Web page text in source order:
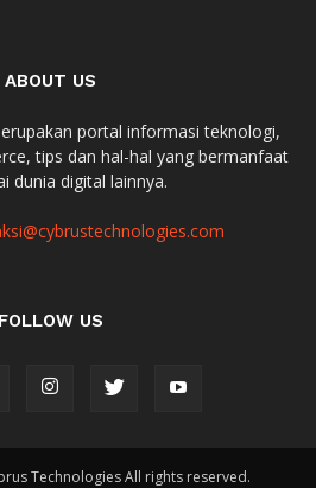
ABOUT US
portal informasi teknologi,
tips dan hal-hal yang bermanfaat
dunia digital lainnya.
FOLLOW US
Technologies All rights reserved.